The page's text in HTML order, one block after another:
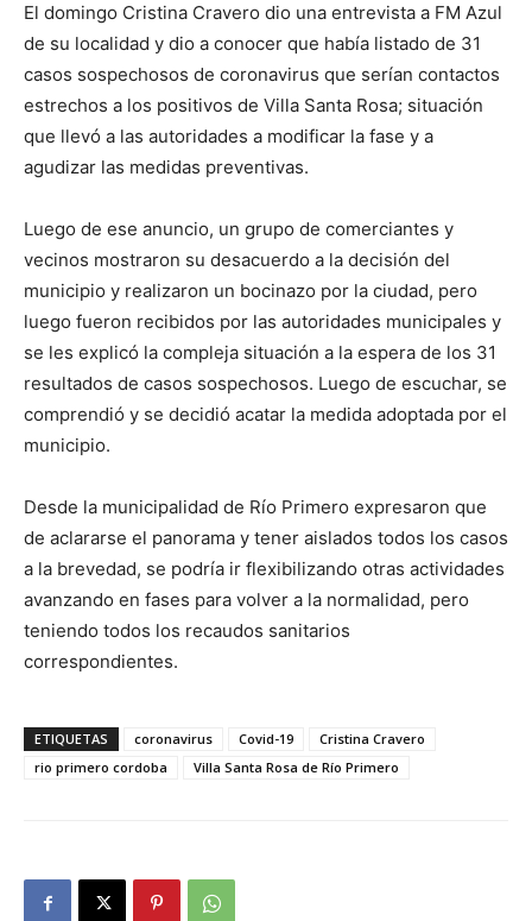
El domingo Cristina Cravero dio una entrevista a FM Azul
de su localidad y dio a conocer que había listado de 31
casos sospechosos de coronavirus que serían contactos
estrechos a los positivos de Villa Santa Rosa; situación
que llevó a las autoridades a modificar la fase y a
agudizar las medidas preventivas.
Luego de ese anuncio, un grupo de comerciantes y
vecinos mostraron su desacuerdo a la decisión del
municipio y realizaron un bocinazo por la ciudad, pero
luego fueron recibidos por las autoridades municipales y
se les explicó la compleja situación a la espera de los 31
resultados de casos sospechosos. Luego de escuchar, se
comprendió y se decidió acatar la medida adoptada por el
municipio.
Desde la municipalidad de Río Primero expresaron que
de aclararse el panorama y tener aislados todos los casos
a la brevedad, se podría ir flexibilizando otras actividades
avanzando en fases para volver a la normalidad, pero
teniendo todos los recaudos sanitarios
correspondientes.
ETIQUETAS coronavirus Covid-19
Cristina Cravero
rio primero cordoba
Villa Santa Rosa de Río Primero